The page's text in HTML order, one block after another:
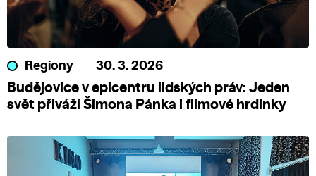
Regiony 30. 3. 2026
Budějovice v epicentru lidských práv: Jeden
svět přiváží Šimona Pánka i filmové hrdinky